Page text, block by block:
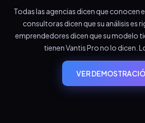
Todas las agencias dicen que conocen
consultoras dicen que su análisis es
emprendedores dicen que su modelo
tienen Vantis Pro no lo dicen.
VER